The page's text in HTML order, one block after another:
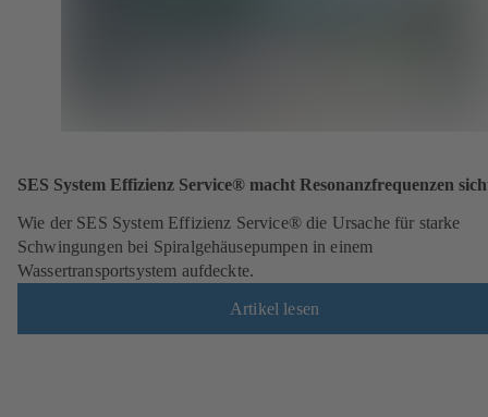
SES System Effizienz Service® macht Resonanzfrequenzen
Wie der SES System Effizienz Service® die Ursache für starke
Schwingungen bei Spiralgehäusepumpen in einem
Wassertransportsystem aufdeckte.
Artikel lesen